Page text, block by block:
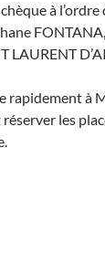
à l’ordre
LAURENT
rapidement à
les